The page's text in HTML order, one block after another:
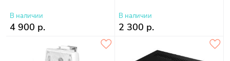
В наличии
4 900 р.
В наличии
2 300 р.